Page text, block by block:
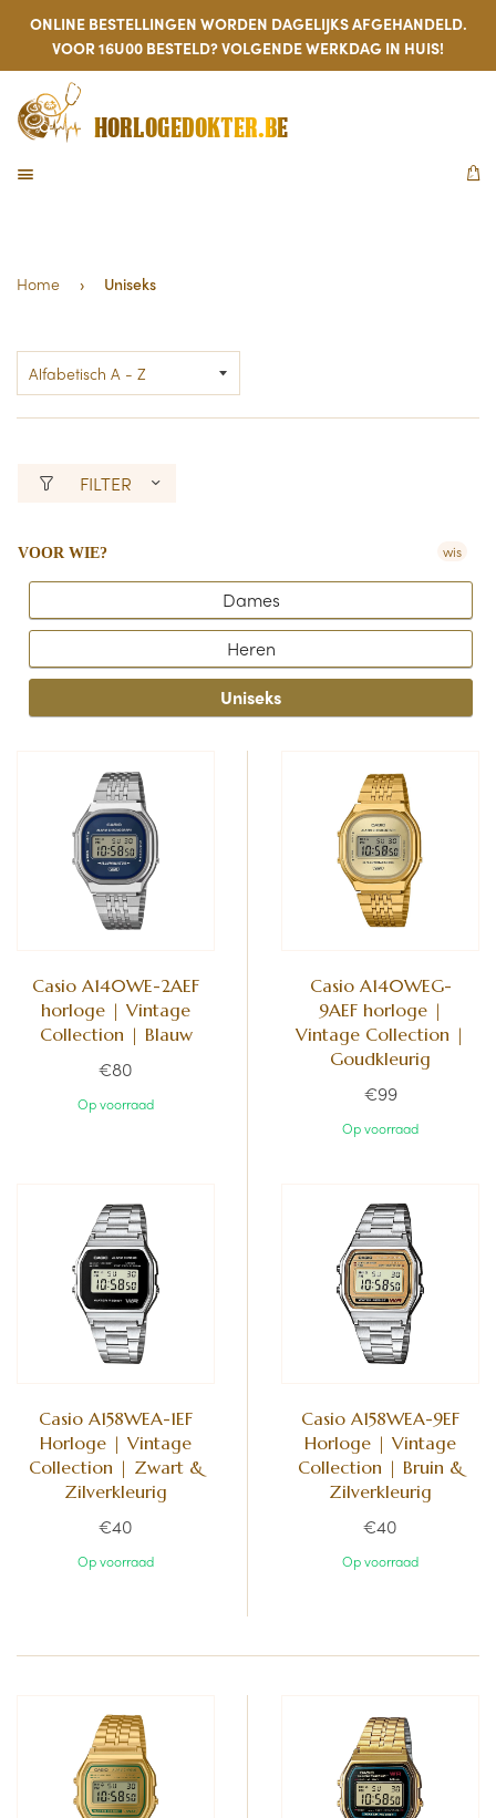
ONLINE BESTELLINGEN WORDEN DAGELIJKS AFGEHANDELD.
VOOR 16U00 BESTELD? VOLGENDE WERKDAG IN HUIS!
HORLOGEDOKTER.BE
Home › Uniseks
FILTER
VOOR WIE?
Dames
Heren
Uniseks
wis
Casio A140WE-2AEF
horloge | Vintage
Collection | Blauw
€80
Op voorraad
Casio A140WEG-
9AEF horloge |
Vintage Collection |
Goudkleurig
€99
Op voorraad
Casio A158WEA-1EF
Horloge | Vintage
Collection | Zwart &
Zilverkleurig
€40
Op voorraad
Casio A158WEA-9EF
Horloge | Vintage
Collection | Bruin &
Zilverkleurig
€40
Op voorraad